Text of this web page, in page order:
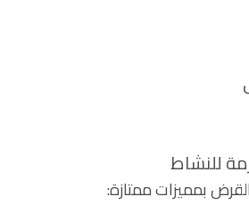
للنشاط
بمميزات ممتازة: